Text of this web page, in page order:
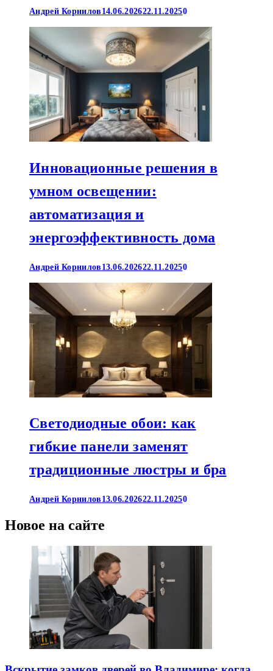
Андрей Корнилов 14.06.202622.11.20250
Инновационные решения в
умном освещении:
автоматизация и
энергоэффективность дома
Андрей Корнилов 13.06.202622.11.20250
Светодиодные обои: как
гибкие панели заменят
традиционные люстры и бра
Андрей Корнилов 13.06.202622.11.20250
Новое на сайте